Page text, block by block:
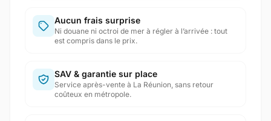
Aucun frais surprise
Ni douane ni octroi de mer à régler à l’arrivée : tout
est compris dans le prix.
SAV & garantie sur place
Service après-vente à La Réunion, sans retour
coûteux en métropole.